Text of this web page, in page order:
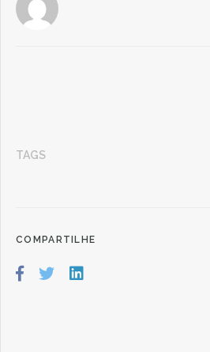
TAGS
COMPARTILHE